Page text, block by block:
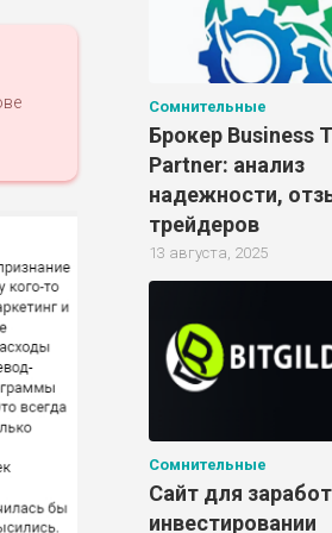
Сомнительные
Брокер Business
Partner: анализ
надежности,
трейдеров
13 августа, 2025
Сомнительные
Сайт для
инвестировании